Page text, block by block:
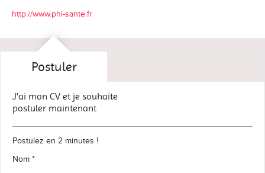
http://www.phi-sante.fr
Postuler
J'ai mon CV et je souhaite
postuler maintenant
Postulez en 2 minutes !
Nom *